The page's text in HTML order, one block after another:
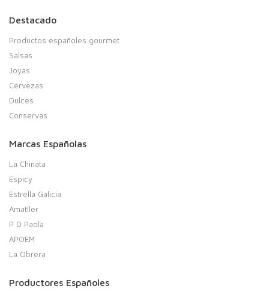
Destacado
Productos españoles gourmet
Salsas
Joyas
Cervezas
Dulces
Conservas
Marcas Españolas
La Chinata
Espicy
Estrella Galicia
Amatller
P D Paola
APOEM
La Obrera
Productores Españoles